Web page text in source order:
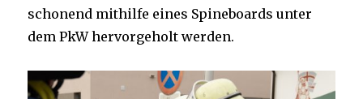
schonend mithilfe eines Spineboards unter
dem PkW hervorgeholt werden.